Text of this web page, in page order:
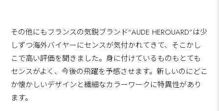
その他にもフランスの気鋭ブランド“AUDE HEROUARD”は少
しずつ海外バイヤーにセンスが気付かれてきて、そこかし
こで高い評価を聞きました。身に付けているものもとても
センスがよく、今後の飛躍を予感させます。新しいのにどこ
か懐かしいデザインと繊細なカラーワークに特異性があり
ます。